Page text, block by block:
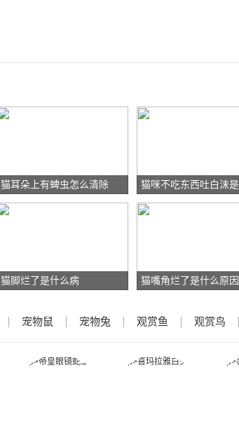
猫耳朵上有蜱虫怎么清除
猫脚烂了是什么病 猫嘴角烂了是什么原因
宠物鼠 宠物兔 观赏鱼 观赏鸟